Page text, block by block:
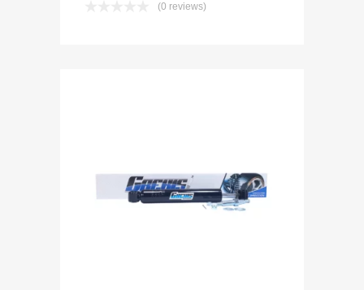
(0 reviews)
Add to Wishlist
Add to Compare